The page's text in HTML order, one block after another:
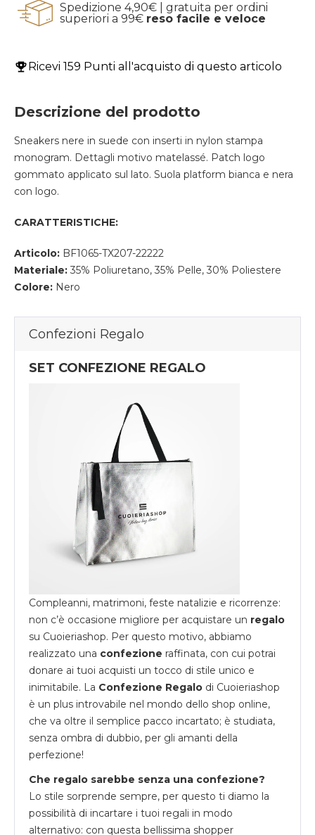
Spedizione 4,90€ | gratuita per ordini
superiori a 99€ reso facile e veloce
Ricevi 159 Punti all'acquisto di questo articolo
Descrizione del prodotto
Sneakers nere in suede con inserti in nylon stampa
monogram. Dettagli motivo matelassé. Patch logo
gommato applicato sul lato. Suola platform bianca e nera
con logo.
CARATTERISTICHE:
Articolo: BF1065-TX207-22222
Materiale: 35% Poliuretano, 35% Pelle, 30% Poliestere
Colore: Nero
Confezioni Regalo
SET CONFEZIONE REGALO
Compleanni, matrimoni, feste natalizie e ricorrenze:
non c’è occasione migliore per acquistare un regalo
su Cuoieriashop. Per questo motivo, abbiamo
realizzato una confezione raffinata, con cui potrai
donare ai tuoi acquisti un tocco di stile unico e
inimitabile. La Confezione Regalo di Cuoieriashop
è un plus introvabile nel mondo dello shop online,
che va oltre il semplice pacco incartato; è studiata,
senza ombra di dubbio, per gli amanti della
perfezione!
Che regalo sarebbe senza una confezione?
Lo stile sorprende sempre, per questo ti diamo la
possibilità di incartare i tuoi regali in modo
alternativo: con questa bellissima shopper